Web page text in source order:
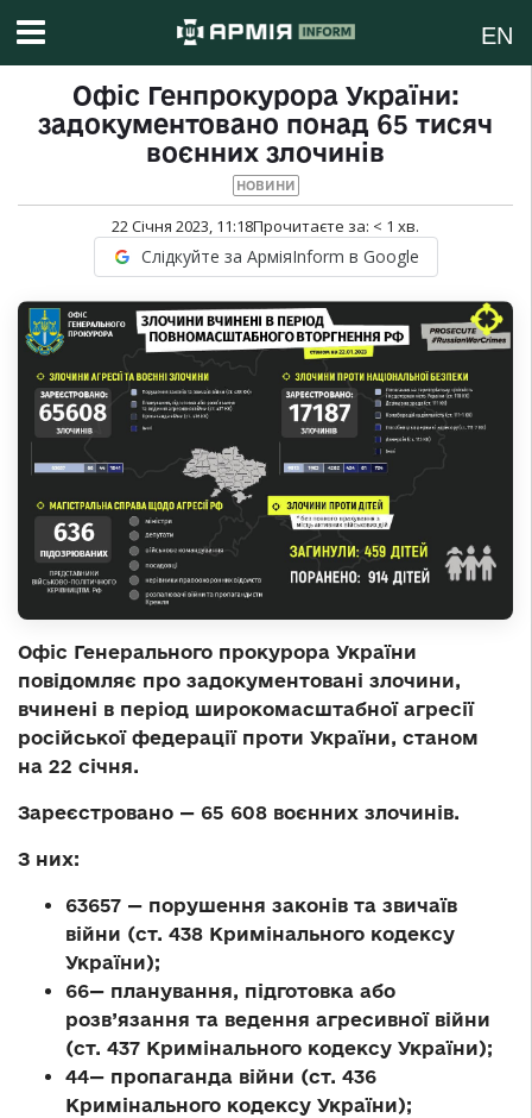
EN
Офіс Генпрокурора України:
задокументовано понад 65 тисяч
воєнних злочинів
НОВИНИ
22 Січня 2023, 11:18Прочитаєте за: < 1 хв.
Слідкуйте за АрміяInform в Google
Офіс Генерального прокурора України
повідомляє про задокументовані злочини,
вчинені в період широкомасштабної агресії
російської федерації проти України, станом
на 22 січня.
Зареєстровано — 65 608 воєнних злочинів.
З них:
63657 — порушення законів та звичаїв
війни (ст. 438 Кримінального кодексу
України);
66— планування, підготовка або
розв’язання та ведення агресивної війни
(ст. 437 Кримінального кодексу України);
44— пропаганда війни (ст. 436
Кримінального кодексу України);